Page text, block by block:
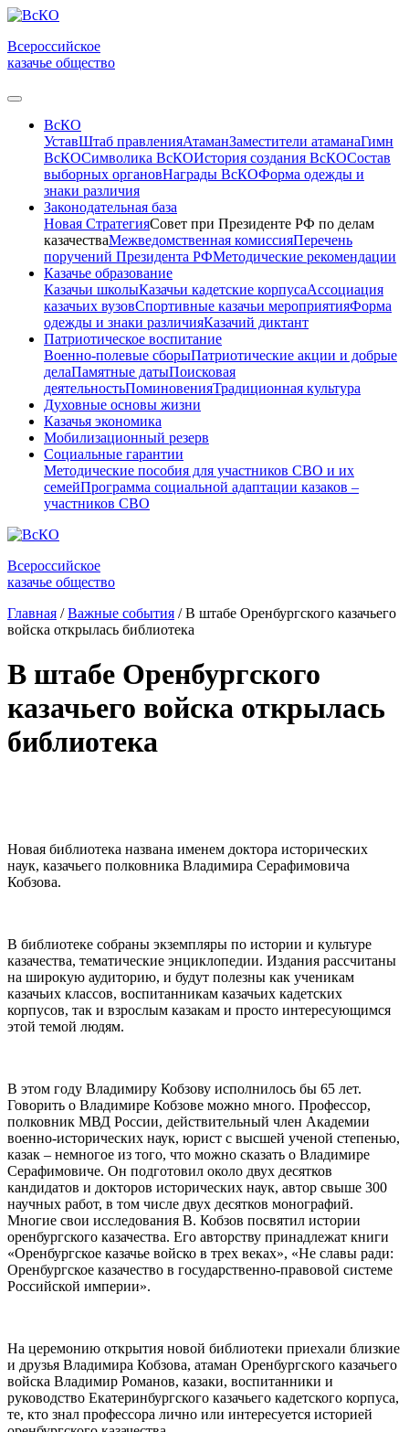
Всероссийское
казачье общество
ВсКО
УставШтаб правленияАтаманЗаместители атаманаГимн
ВсКОСимволика ВсКОИстория создания ВсКОСостав
выборных органовНаграды ВсКОФорма одежды и
знаки различия
Законодательная база
Новая СтратегияСовет при Президенте РФ по делам
казачестваМежведомственная комиссияПеречень
поручений Президента РФМетодические рекомендации
Казачье образование
Казачьи школыКазачьи кадетские корпусаАссоциация
казачьих вузовСпортивные казачьи мероприятияФорма
одежды и знаки различияКазачий диктант
Патриотическое воспитание
Военно-полевые сборыПатриотические акции и добрые
делаПамятные датыПоисковая
деятельностьПоминовенияТрадиционная культура
Духовные основы жизни
Казачья экономика
Мобилизационный резерв
Социальные гарантии
Методические пособия для участников СВО и их
семейПрограмма социальной адаптации казаков –
участников СВО
Всероссийское
казачье общество
Главная / Важные события / В штабе Оренбургского казачьего
войска открылась библиотека
В штабе Оренбургского
казачьего войска открылась
библиотека
Новая библиотека названа именем доктора исторических
наук, казачьего полковника Владимира Серафимовича
Кобзова.
В библиотеке собраны экземпляры по истории и культуре
казачества, тематические энциклопедии. Издания рассчитаны
на широкую аудиторию, и будут полезны как ученикам
казачьих классов, воспитанникам казачьих кадетских
корпусов, так и взрослым казакам и просто интересующимся
этой темой людям.
В этом году Владимиру Кобзову исполнилось бы 65 лет.
Говорить о Владимире Кобзове можно много. Профессор,
полковник МВД России, действительный член Академии
военно-исторических наук, юрист с высшей ученой степенью,
казак – немногое из того, что можно сказать о Владимире
Серафимовиче. Он подготовил около двух десятков
кандидатов и докторов исторических наук, автор свыше 300
научных работ, в том числе двух десятков монографий.
Многие свои исследования В. Кобзов посвятил истории
оренбургского казачества. Его авторству принадлежат книги
«Оренбургское казачье войско в трех веках», «Не славы ради:
Оренбургское казачество в государственно-правовой системе
Российской империи».
На церемонию открытия новой библиотеки приехали близкие
и друзья Владимира Кобзова, атаман Оренбургского казачьего
войска Владимир Романов, казаки, воспитанники и
руководство Екатеринбургского казачьего кадетского корпуса,
те, кто знал профессора лично или интересуется историей